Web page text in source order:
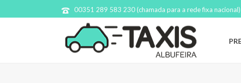
00351 289 583 230 (chamada para a rede fixa nacional)